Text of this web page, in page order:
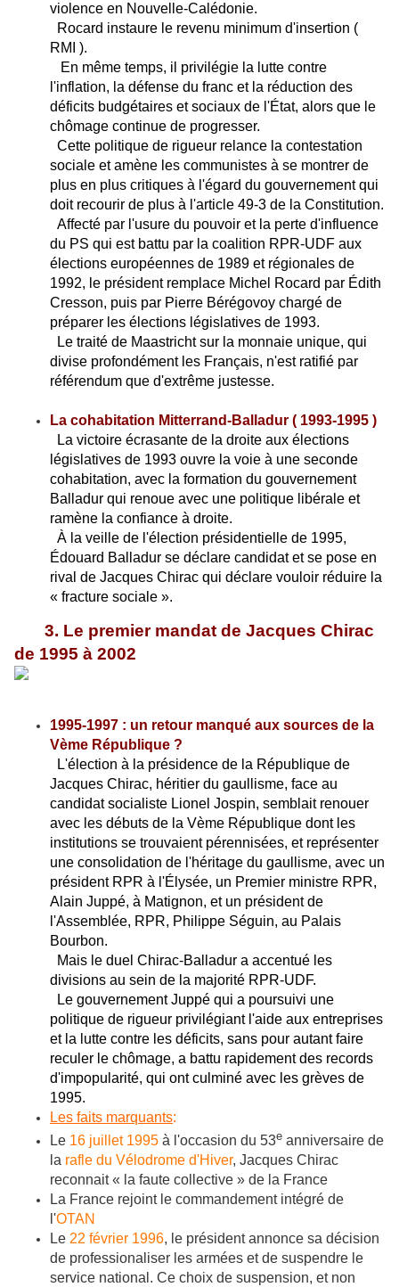
violence en Nouvelle-Calédonie.
Rocard instaure le revenu minimum d'insertion (
RMI ).
En même temps, il privilégie la lutte contre
l'inflation, la défense du franc et la réduction des
déficits budgétaires et sociaux de l'État, alors que le
chômage continue de progresser.
Cette politique de rigueur relance la contestation
sociale et amène les communistes à se montrer de
plus en plus critiques à l'égard du gouvernement qui
doit recourir de plus à l'article 49-3 de la Constitution.
Affecté par l'usure du pouvoir et la perte d'influence
du PS qui est battu par la coalition RPR-UDF aux
élections européennes de 1989 et régionales de
1992, le président remplace Michel Rocard par Édith
Cresson, puis par Pierre Bérégovoy chargé de
préparer les élections législatives de 1993.
Le traité de Maastricht sur la monnaie unique, qui
divise profondément les Français, n'est ratifié par
référendum que d'extrême justesse.
La cohabitation Mitterrand-Balladur ( 1993-1995 )
La victoire écrasante de la droite aux élections
législatives de 1993 ouvre la voie à une seconde
cohabitation, avec la formation du gouvernement
Balladur qui renoue avec une politique libérale et
ramène la confiance à droite.
À la veille de l'élection présidentielle de 1995,
Édouard Balladur se déclare candidat et se pose en
rival de Jacques Chirac qui déclare vouloir réduire la
« fracture sociale ».
3. Le premier mandat de Jacques Chirac
de 1995 à 2002
1995-1997 : un retour manqué aux sources de la
Vème République ?
L'élection à la présidence de la République de
Jacques Chirac, héritier du gaullisme, face au
candidat socialiste Lionel Jospin, semblait renouer
avec les débuts de la Vème République dont les
institutions se trouvaient pérennisées, et représenter
une consolidation de l'héritage du gaullisme, avec un
président RPR à l'Élysée, un Premier ministre RPR,
Alain Juppé, à Matignon, et un président de
l'Assemblée, RPR, Philippe Séguin, au Palais
Bourbon.
Mais le duel Chirac-Balladur a accentué les
divisions au sein de la majorité RPR-UDF.
Le gouvernement Juppé qui a poursuivi une
politique de rigueur privilégiant l'aide aux entreprises
et la lutte contre les déficits, sans pour autant faire
reculer le chômage, a battu rapidement des records
d'impopularité, qui ont culminé avec les grèves de
1995.
Les faits marquants:
Le 16 juillet 1995 à l'occasion du 53e anniversaire de
la rafle du Vélodrome d'Hiver, Jacques Chirac
reconnait « la faute collective » de la France
La France rejoint le commandement intégré de
l'OTAN
Le 22 février 1996, le président annonce sa décision
de professionaliser les armées et de suspendre le
service national. Ce choix de suspension, et non